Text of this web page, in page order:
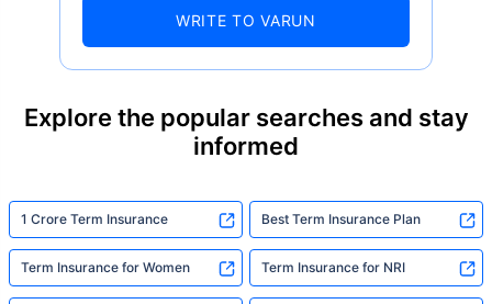
numbers well — 52.4% of Indians are aware
statistic, he sees a family that just needed
someone to sit with them, explain it simply,
built to do. In his words, "Most people aren't
avoiding protection — they're just waiting for
someone to make it easy. That's what we're
here for."
WRITE TO VARUN
Explore the popular searches and stay
informed
1 Crore Term Insurance Best Term Insurance Plan
Term Insurance for Women Term Insurance for NRI